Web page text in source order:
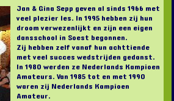
Jan & Gina Sepp geven al sinds 1966 met
veel plezier les. In 1995 hebben zij hun
droom verwezenlijkt en zijn een eigen
dansschool in Soest begonnen.
Zij hebben zelf vanaf hun achttiende
met veel succes wedstrijden gedanst.
In 1980 werden ze Nederlands Kampioen
Amateurs. Van 1985 tot en met 1990
waren zij Nederlands Kampioen
Amateur.